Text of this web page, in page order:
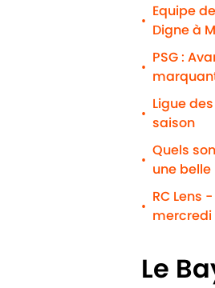
•
Equipe
Digne à
•
PSG :
•
Ligue
saison
•
Quels
une belle
•
RC Lens
mercredi
Le